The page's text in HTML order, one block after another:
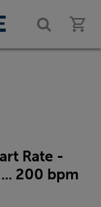
Rate -
200 bpm